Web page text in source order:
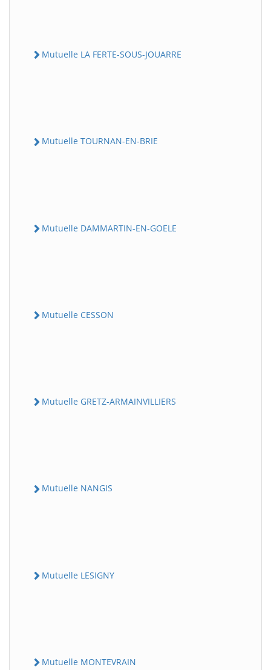
Mutuelle LA FERTE-SOUS-JOUARRE
Mutuelle TOURNAN-EN-BRIE
Mutuelle DAMMARTIN-EN-GOELE
Mutuelle CESSON
Mutuelle GRETZ-ARMAINVILLIERS
Mutuelle NANGIS
Mutuelle LESIGNY
Mutuelle MONTEVRAIN